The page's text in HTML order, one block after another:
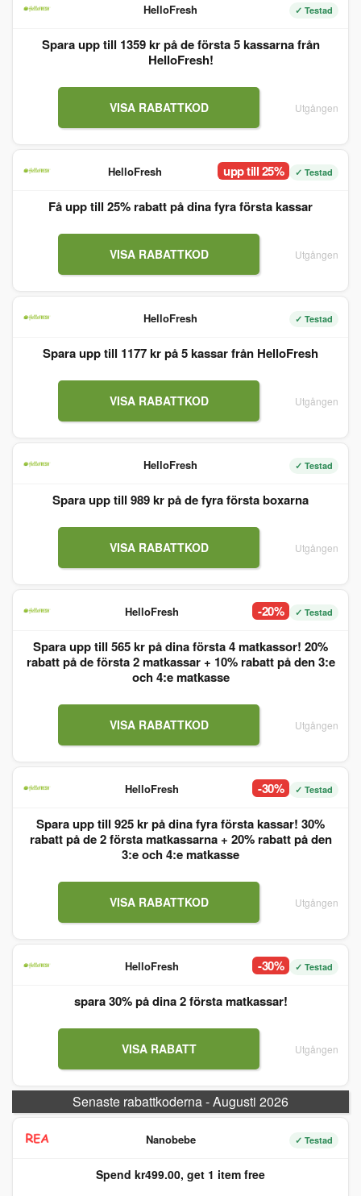
HelloFresh ✓ Testad
Spara upp till 1359 kr på de första 5 kassarna från
HelloFresh!
VISA RABATTKOD Utgången
HelloFresh upp till 25% ✓ Testad
Få upp till 25% rabatt på dina fyra första kassar
VISA RABATTKOD Utgången
HelloFresh ✓ Testad
Spara upp till 1177 kr på 5 kassar från HelloFresh
VISA RABATTKOD Utgången
HelloFresh ✓ Testad
Spara upp till 989 kr på de fyra första boxarna
VISA RABATTKOD Utgången
HelloFresh -20% ✓ Testad
Spara upp till 565 kr på dina första 4 matkassor! 20%
rabatt på de första 2 matkassar + 10% rabatt på den 3:e
och 4:e matkasse
VISA RABATTKOD Utgången
HelloFresh -30% ✓ Testad
Spara upp till 925 kr på dina fyra första kassar! 30%
rabatt på de 2 första matkassarna + 20% rabatt på den
3:e och 4:e matkasse
VISA RABATTKOD Utgången
HelloFresh -30% ✓ Testad
spara 30% på dina 2 första matkassar!
VISA RABATT Utgången
Senaste rabattkoderna - Augusti 2026
Nanobebe ✓ Testad
Spend kr499.00, get 1 item free